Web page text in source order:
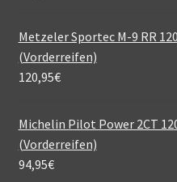
Metzeler Sportec M-9 RR
(Vorderreifen)
120,95€
Michelin Pilot Power 2CT
(Vorderreifen)
94,95€